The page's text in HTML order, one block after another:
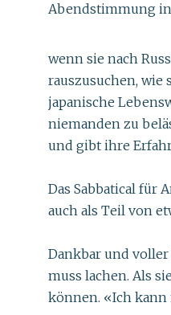
Abendstimmung
wenn sie nach
rauszusuchen, wie
japanische
niemanden zu
und gibt ihre
Das Sabbatical für
auch als Teil von
Dankbar und
muss lachen. Als
können. «Ich kann